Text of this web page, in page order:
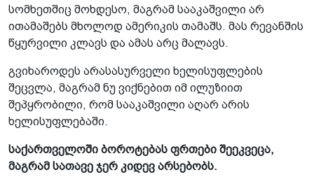
სომხეთშიც მოხდესო, მაგრამ სააკაშვილი არ
ითამაშებს მხოლოდ ამერიკის თამაშს. მას რევანშის
წყურვილი კლავს და ამას არც მალავს.
გვიხაროდეს არასასურველი ხელისუფლების
შეცვლა, მაგრამ ნუ ვიქნებით იმ ილუზიით
შეპყრობილი, რომ სააკაშვილი აღარ არის
ხელისუფლებაში.
საქართველოში ბოროტებას ფრთები შეეკვეცა,
მაგრამ სათავე ჯერ კიდევ არსებობს.